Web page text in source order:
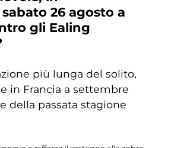
26 agosto a
gli Ealing
più lunga del solito,
in Francia a settembre
della passata stagione